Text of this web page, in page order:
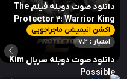
دانلود صوت دوبله فیلم The
Protector 2: Warrior King
2013
اکشن انیمیشن ماجراجویی
امتیاز : 7.2
دانلود صوت دوبله سریال Kim
Possible